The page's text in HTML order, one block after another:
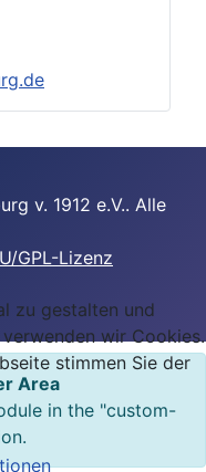
v. 1912 e.V.. Alle
GPL-Lizenz
zu gestalten und
wir Cookies.
stimmen Sie der
Area
in the "custom-